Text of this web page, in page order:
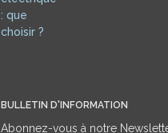
BULLETIN D'INFORMATION
Abonnez-vous à notre